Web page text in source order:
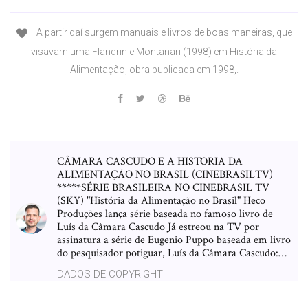
A partir daí surgem manuais e livros de boas maneiras, que
visavam uma Flandrin e Montanari (1998) em História da
Alimentação, obra publicada em 1998,.
CÂMARA CASCUDO E A HISTORIA DA
ALIMENTAÇÃO NO BRASIL (CINEBRASILTV)
*****SÉRIE BRASILEIRA NO CINEBRASIL TV
(SKY) "História da Alimentação no Brasil" Heco
Produções lança série baseada no famoso livro de
Luís da Câmara Cascudo Já estreou na TV por
assinatura a série de Eugenio Puppo baseada em livro
do pesquisador potiguar, Luís da Câmara Cascudo:…
DADOS DE COPYRIGHT